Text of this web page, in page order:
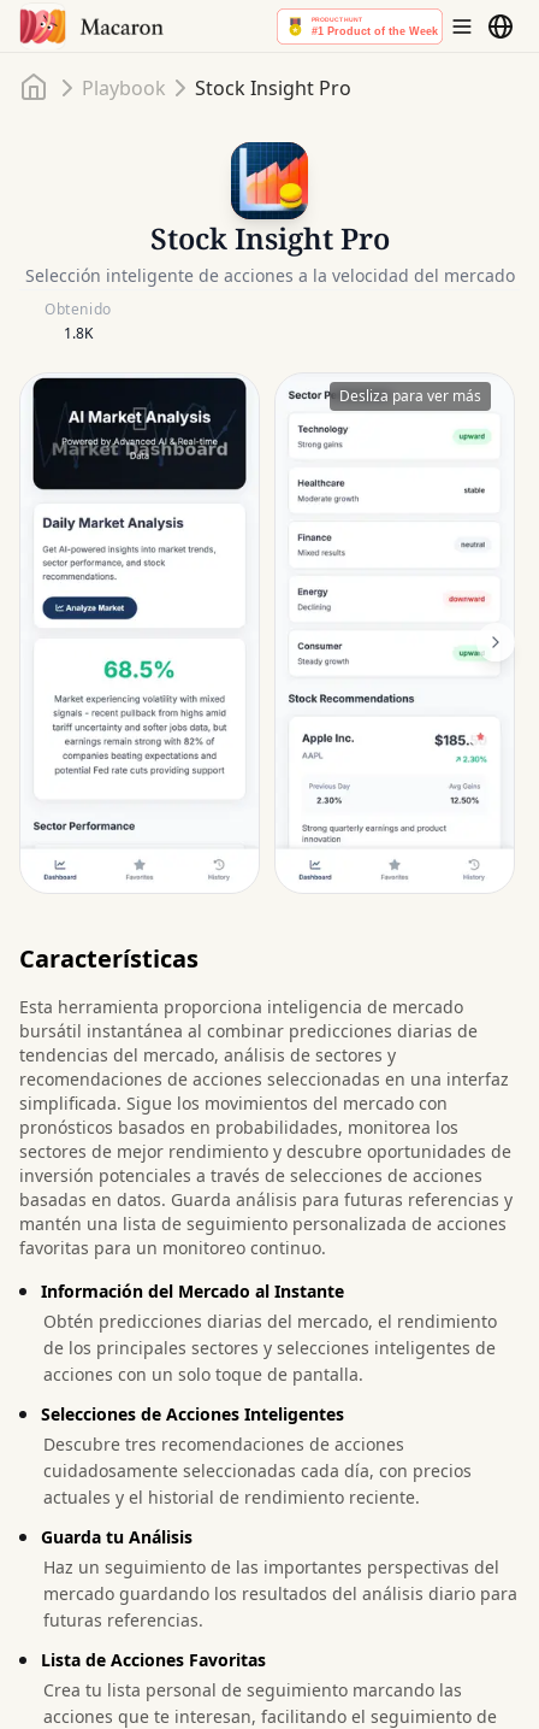
InicioPlaybook Stock Insight Pro
Stock Insight Pro
Selección inteligente de acciones a la velocidad del mercado
Obtenido
1.8K
Desliza para ver más
Características
Esta herramienta proporciona inteligencia de mercado
bursátil instantánea al combinar predicciones diarias de
tendencias del mercado, análisis de sectores y
recomendaciones de acciones seleccionadas en una interfaz
simplificada. Sigue los movimientos del mercado con
pronósticos basados en probabilidades, monitorea los
sectores de mejor rendimiento y descubre oportunidades de
inversión potenciales a través de selecciones de acciones
basadas en datos. Guarda análisis para futuras referencias y
mantén una lista de seguimiento personalizada de acciones
favoritas para un monitoreo continuo.
Información del Mercado al Instante
Obtén predicciones diarias del mercado, el rendimiento
de los principales sectores y selecciones inteligentes de
acciones con un solo toque de pantalla.
Selecciones de Acciones Inteligentes
Descubre tres recomendaciones de acciones
cuidadosamente seleccionadas cada día, con precios
actuales y el historial de rendimiento reciente.
Guarda tu Análisis
Haz un seguimiento de las importantes perspectivas del
mercado guardando los resultados del análisis diario para
futuras referencias.
Lista de Acciones Favoritas
Crea tu lista personal de seguimiento marcando las
acciones que te interesan, facilitando el seguimiento de